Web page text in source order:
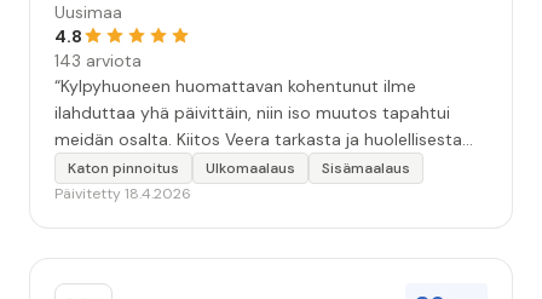
Uusimaa
4.8
143 arviota
“Kylpyhuoneen huomattavan kohentunut ilme
ilahduttaa yhä päivittäin, niin iso muutos tapahtui
meidän osalta. Kiitos Veera tarkasta ja huolellisesta
työstä, sekä ystävällisestä palvelusta!”
Katon pinnoitus Ulkomaalaus
Sisämaalaus
Päivitetty 18.4.2026